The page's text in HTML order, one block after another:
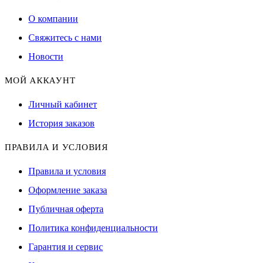
О компании
Свяжитесь с нами
Новости
МОЙ АККАУНТ
Личный кабинет
История заказов
ПРАВИЛА И УСЛОВИЯ
Правила и условия
Оформление заказа
Публичная оферта
Политика конфиденциальности
Гарантия и сервис